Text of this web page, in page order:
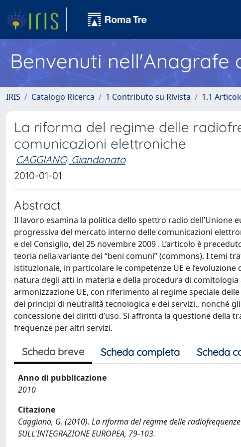
Benvenuti nell'Anagrafe
IRIS Catalogo Ricerca 1 Contributo su Rivista 1.1
La riforma del regime delle
comunicazioni elettroniche
CAGGIANO, Giandonato
2010-01-01
Abstract
Il lavoro esamina la politica dello spettro radio dell’Unione
progressiva del mercato interno delle comunicazioni
e del Consiglio, del 25 novembre 2009 . L’articolo è
teoria nella variante dei “beni comuni” (commons). I temi
istituzionale, in particolare le competenze UE e
natura degli atti in materia e della procedura di
armonizzazione UE, con riferimento al regime speciale
dei principi di neutralità tecnologica e dei servizi., nonché
concessione dei diritti d’uso. Si affronta la questione della
frequenze per altri servizi.
Scheda breve Scheda completa Scheda
Anno di pubblicazione
2010
Citazione
Caggiano, G. (2010). La riforma del regime delle
SULL'INTEGRAZIONE EUROPEA, 79-103.